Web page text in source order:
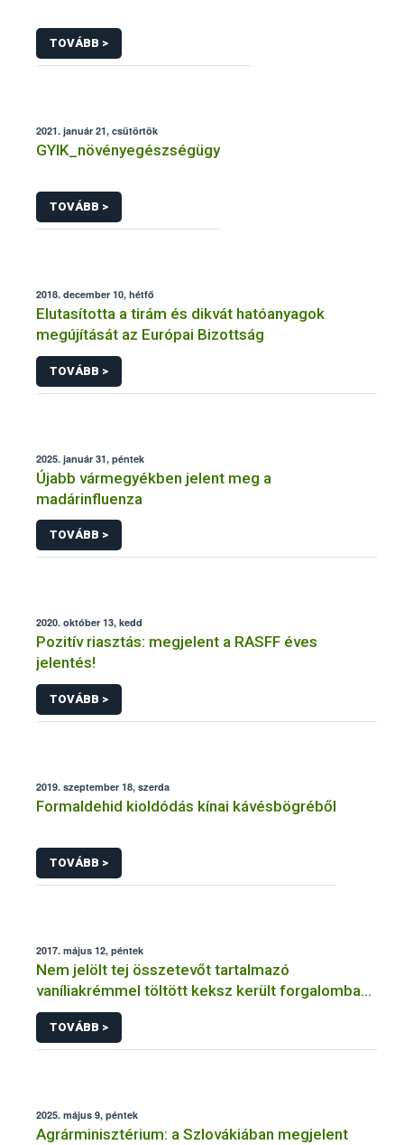
TOVÁBB >
2021. január 21, csütörtök
GYIK_növényegészségügy
TOVÁBB >
2018. december 10, hétfő
Elutasította a tirám és dikvát hatóanyagok
megújítását az Európai Bizottság
TOVÁBB >
2025. január 31, péntek
Újabb vármegyékben jelent meg a
madárinfluenza
TOVÁBB >
2020. október 13, kedd
Pozitív riasztás: megjelent a RASFF éves
jelentés!
TOVÁBB >
2019. szeptember 18, szerda
Formaldehid kioldódás kínai kávésbögréből
TOVÁBB >
2017. május 12, péntek
Nem jelölt tej összetevőt tartalmazó
vaníliakrémmel töltött keksz került forgalomba
Magyarországon
TOVÁBB >
2025. május 9, péntek
Agrárminisztérium: a Szlovákiában megjelent